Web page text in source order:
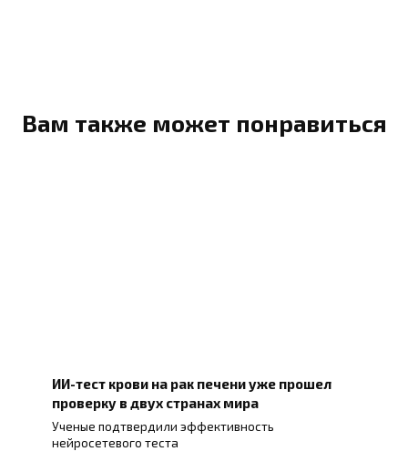
Вам также может понравиться
ИИ-тест крови на рак печени уже прошел
проверку в двух странах мира
Ученые подтвердили эффективность
нейросетевого теста